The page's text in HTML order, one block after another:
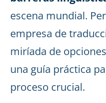
escena mundial.
empresa de
miríada de
una guía práctica
proceso crucial.